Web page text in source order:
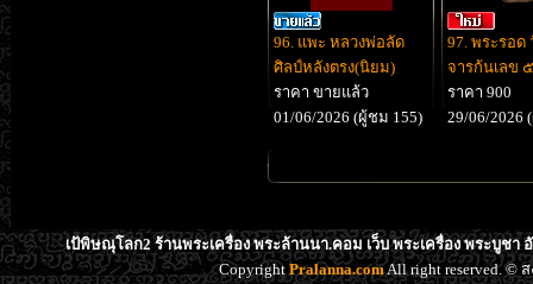
96. แพะ หลวงพ่อลัด
ศิลป์หลังตรง(นิยม)
ราคา ขายแล้ว
01/06/2026 (ผู้ชม 155)
97. พระรอด
จารก้นเลข ๕
ราคา 900
29/06/2026
เป้พิษณุโลก2 ร้านพระเครื่อง พระล้านนา.คอม เว็บ พระเครื่อง พระบูช
CopyrightPralanna.comAll right reserved. ©